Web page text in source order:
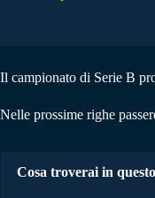
Il campionato di Serie B
Nelle prossime righe
Cosa troverai in